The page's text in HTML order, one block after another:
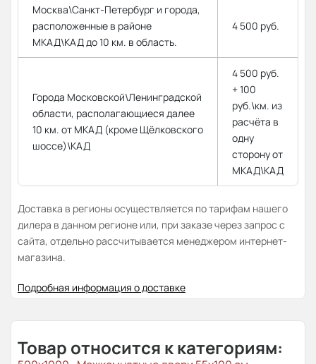
Москва\Санкт-Петербург и города,
расположенные в районе
МКАД\КАД до 10 км. в область.
4 500 руб.
Города Московской\Ленинградской
области, располагающиеся далее
10 км. от МКАД (кроме Щёлковского
шоссе)\КАД
4 500 руб.
+ 100
руб.\км. из
расчёта в
одну
сторону от
МКАД\КАД
Доставка в регионы осуществляется по тарифам нашего
дилера в данном регионе или, при заказе через запрос с
сайта, отдельно рассчитывается менеджером интернет-
магазина.
Подробная информация о доставке
Товар относится к категориям: